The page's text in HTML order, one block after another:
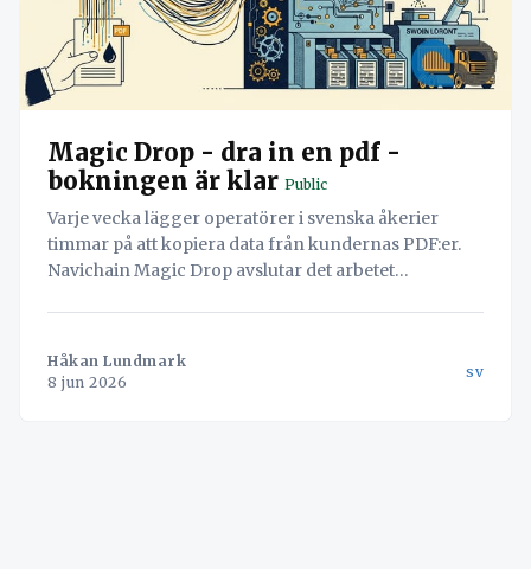
Magic Drop - dra in en pdf -
bokningen är klar Public
Varje vecka lägger operatörer i svenska åkerier
timmar på att kopiera data från kundernas PDF:er.
Navichain Magic Drop avslutar det arbetet
Håkan Lundmark
8 jun 2026
sv